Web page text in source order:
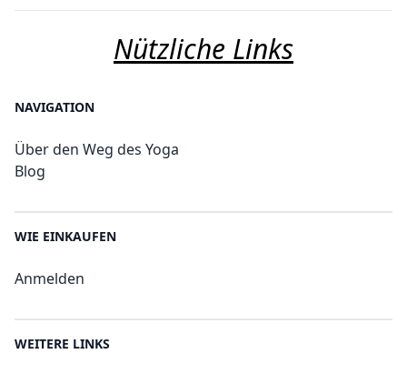
Nützliche Links
NAVIGATION
Über den Weg des Yoga
Blog
WIE EINKAUFEN
Anmelden
WEITERE LINKS